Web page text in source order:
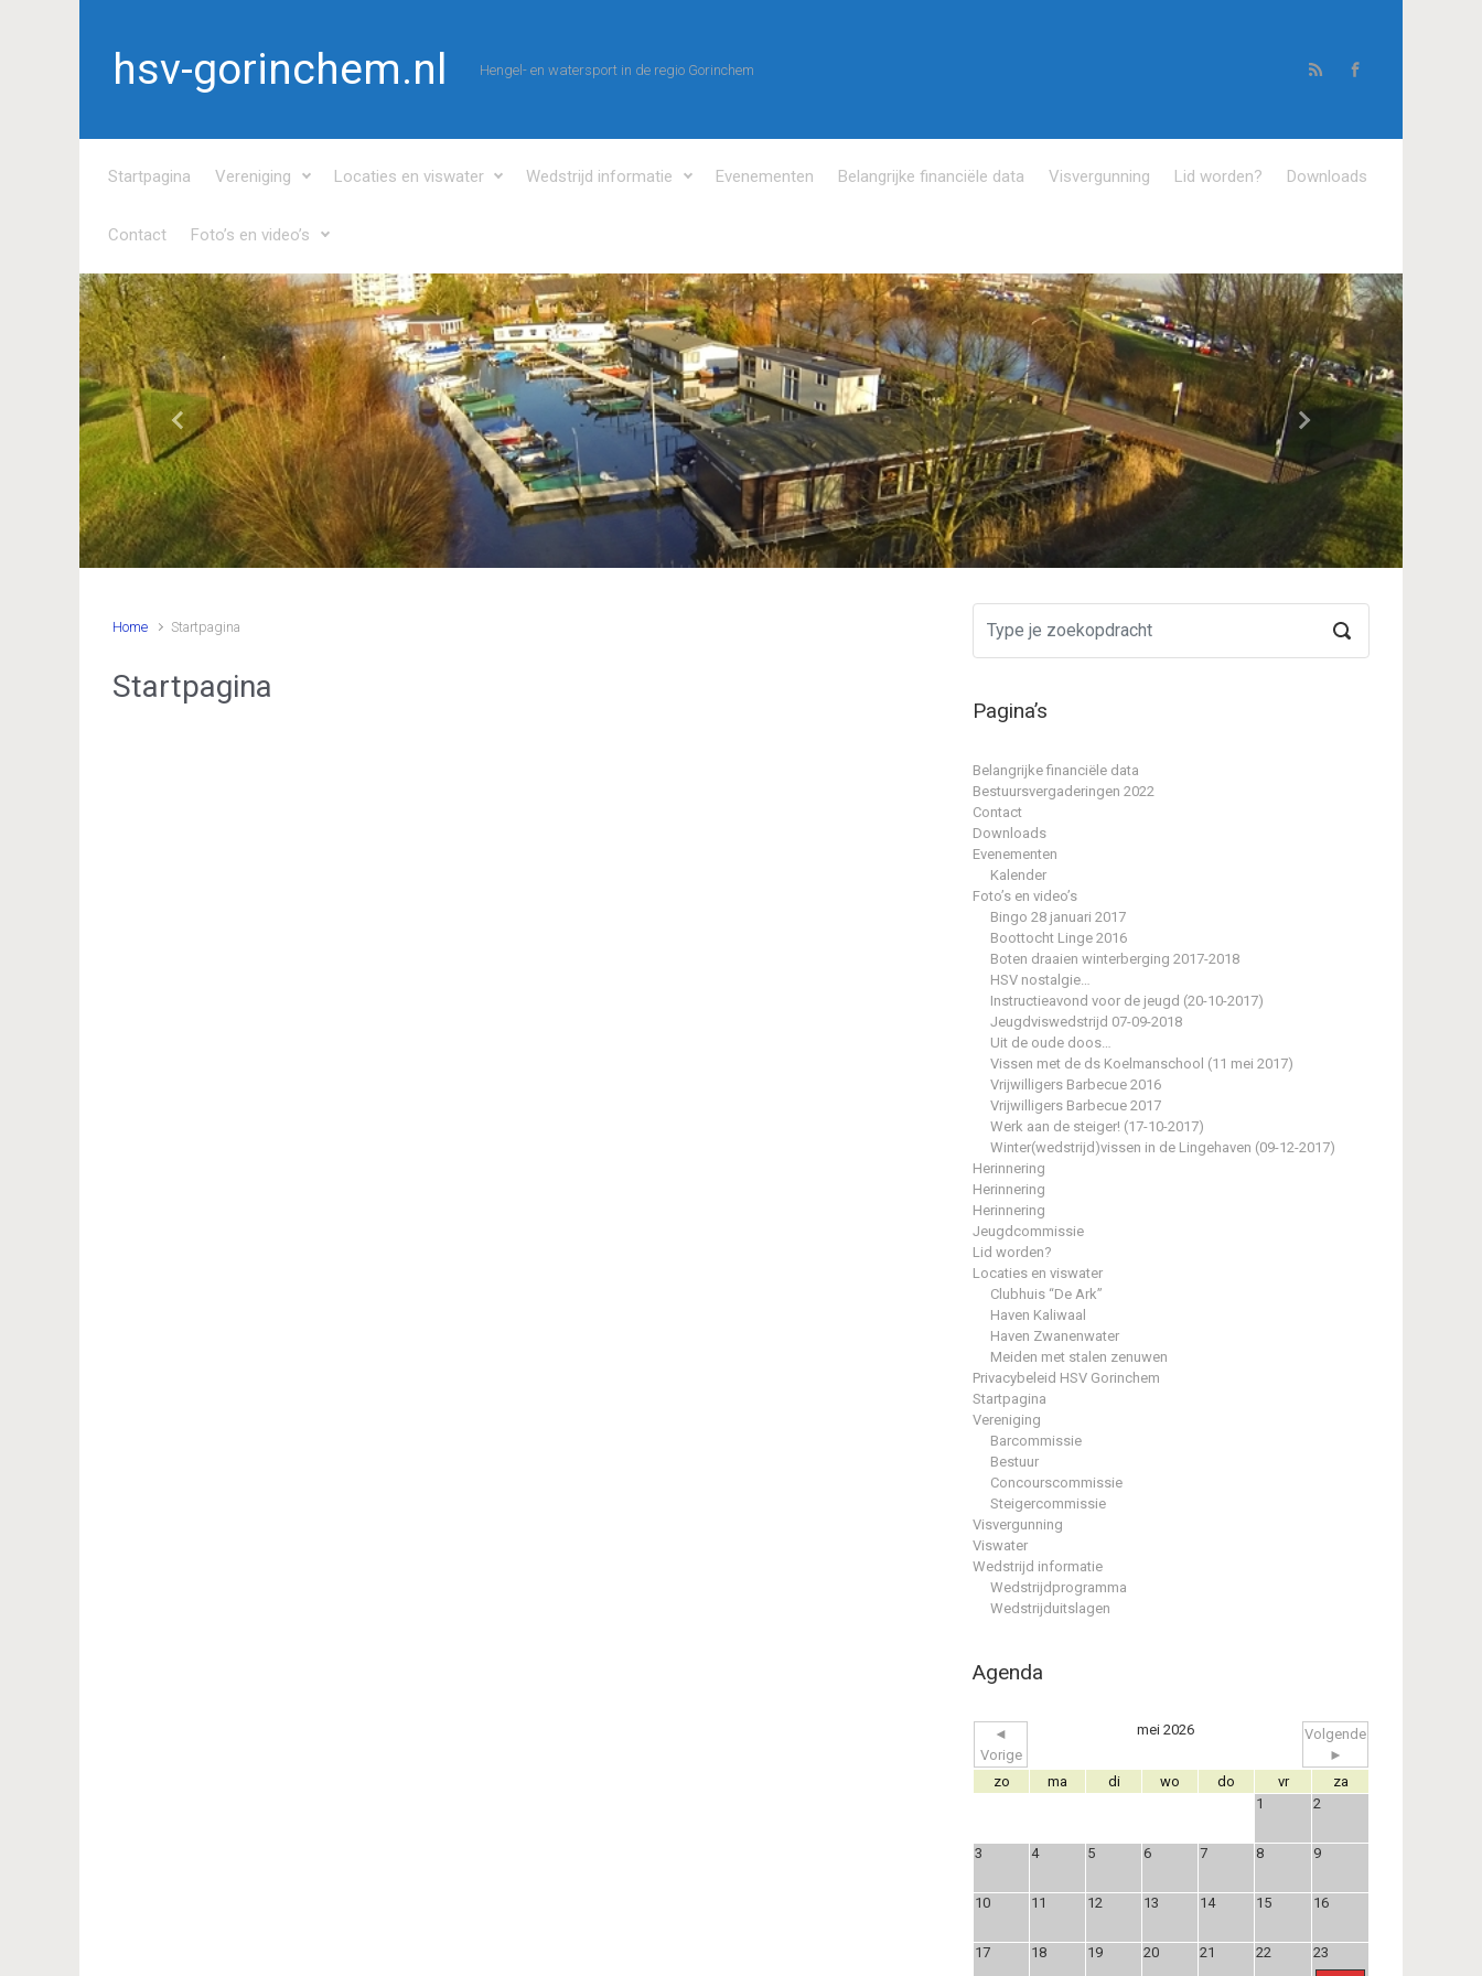
hsv-gorinchem.nl Hengel- en watersport in de regio Gorinchem
Startpagina Vereniging Locaties en viswater Wedstrijd informatie Evenementen Belangrijke financiële data Visvergunning Lid worden? Downloads
Contact Foto’s en video’s
Vorige Volgende
Home Startpagina
Startpagina
Pagina’s
Belangrijke financiële data
Bestuursvergaderingen 2022
Contact
Downloads
Evenementen
Kalender
Foto’s en video’s
Bingo 28 januari 2017
Boottocht Linge 2016
Boten draaien winterberging 2017-2018
HSV nostalgie…
Instructieavond voor de jeugd (20-10-2017)
Jeugdviswedstrijd 07-09-2018
Uit de oude doos…
Vissen met de ds Koelmanschool (11 mei 2017)
Vrijwilligers Barbecue 2016
Vrijwilligers Barbecue 2017
Werk aan de steiger! (17-10-2017)
Winter(wedstrijd)vissen in de Lingehaven (09-12-2017)
Herinnering
Herinnering
Herinnering
Jeugdcommissie
Lid worden?
Locaties en viswater
Clubhuis “De Ark”
Haven Kaliwaal
Haven Zwanenwater
Meiden met stalen zenuwen
Privacybeleid HSV Gorinchem
Startpagina
Vereniging
Barcommissie
Bestuur
Concourscommissie
Steigercommissie
Visvergunning
Viswater
Wedstrijd informatie
Wedstrijdprogramma
Wedstrijduitslagen
Agenda
◄
Vorige
mei 2026
Volgende
►
zo
ma di wo do vr
za
1
2
3 4 5 6 7 8 9
10 11 12 13 14 15 16
17 18 19 20 21 22 23